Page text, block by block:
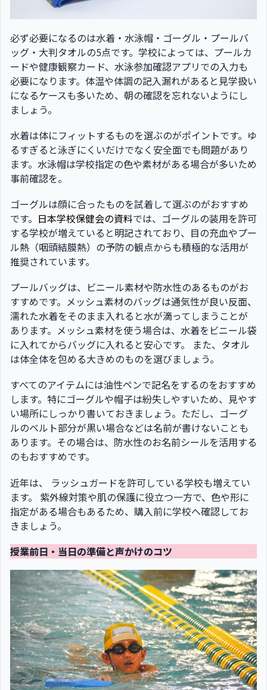
必ず必要になるのは水着・水泳帽・ゴーグル・プールバ
ッグ・大判タオルの5点です。学校によっては、プールカ
ードや健康観察カード、水泳参加確認アプリでの入力も
必要になります。体温や体調の記入漏れがあると見学扱い
になるケースも多いため、朝の確認を忘れないようにし
ましょう。
水着は体にフィットするものを選ぶのがポイントです。ゆ
るすぎると泳ぎにくいだけでなく安全面でも問題があり
ます。水泳帽は学校指定の色や素材がある場合が多いため
事前確認を。
ゴーグルは顔に合ったものを試着して選ぶのがおすすめ
です。 日本学校保健会の資料では、ゴーグルの装用を許可
する学校が増えていると明記されており、目の充血やプー
ル熱（咽頭結膜熱）の予防の観点からも積極的な活用が
推奨されています。
プールバッグは、ビニール素材や防水性のあるものがお
すすめです。メッシュ素材のバッグは通気性が良い反面、
濡れた水着をそのまま入れると水が滴ってしまうことが
あります。メッシュ素材を使う場合は、水着をビニール袋
に入れてからバッグに入れると安心です。 また、タオル
は体全体を包める大きめのものを選びましょう。
すべてのアイテムには油性ペンで記名をするのをおすすめ
します。特にゴーグルや帽子は紛失しやすいため、見やす
い場所にしっかり書いておきましょう。ただし、ゴーグ
ルのベルト部分が黒い場合などは名前が書けないことも
あります。その場合は、防水性のお名前シールを活用する
のもおすすめです。
近年は、 ラッシュガードを許可している学校も増えてい
ます。 紫外線対策や肌の保護に役立つ一方で、色や形に
指定がある場合もあるため、購入前に学校へ確認してお
きましょう。
授業前日・当日の準備と声かけのコツ